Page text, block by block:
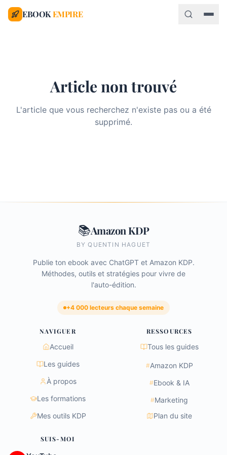
EBOOKEMPIRE
Article non trouvé
L'article que vous recherchez n'existe pas ou a été
supprimé.
📚Amazon KDP
BY QUENTIN HAGUET
Publie ton ebook avec ChatGPT et Amazon KDP.
Méthodes, outils et stratégies pour vivre de
l'auto-édition.
+4 000 lecteurs chaque semaine
NAVIGUER
Accueil
Les guides
À propos
Les formations
Mes outils KDP
RESSOURCES
Tous les guides
#Amazon KDP
#Ebook & IA
#Marketing
Plan du site
SUIS-MOI